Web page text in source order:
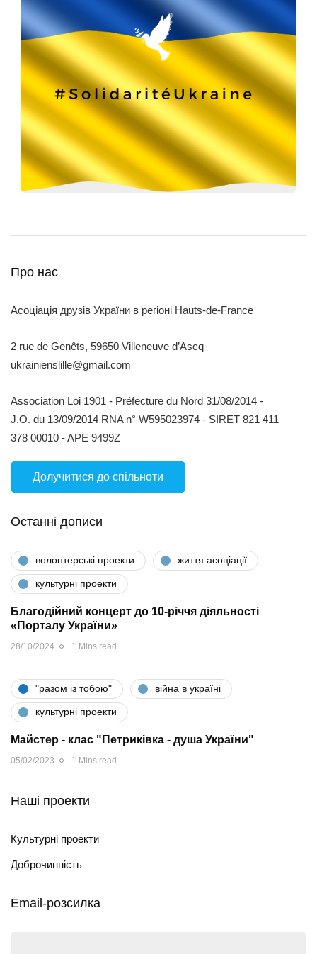
Про нас
Асоціація друзів України в регіоні Hauts-de-France
2 rue de Genêts, 59650 Villeneuve d’Ascq
ukrainienslille@gmail.com
Association Loi 1901 - Préfecture du Nord 31/08/2014 -
J.O. du 13/09/2014 RNA n° W595023974 - SIRET 821 411
378 00010 - APE 9499Z
Долучитися до спільноти
Останні дописи
волонтерські проекти життя асоціації
культурні проекти
Благодійний концерт до 10-річчя діяльності
«Порталу України»
28/10/2024 1 Mins read
"разом iз тобою" війна в україні
культурні проекти
Майстер - клас "Петриківка - душа України"
05/02/2023 1 Mins read
Наші проекти
Культурні проекти
Доброчинність
Email-розсилка